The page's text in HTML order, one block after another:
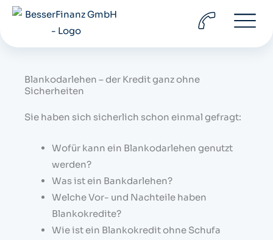
Zum
springen
Blankodarlehen – der Kredit ganz ohne
Sicherheiten
Sie haben sich sicherlich schon einmal gefragt:
Wofür kann ein Blankodarlehen genutzt
werden?
Was ist ein Bankdarlehen?
Welche Vor- und Nachteile haben
Blankokredite?
Wie ist ein Blankokredit ohne Schufa